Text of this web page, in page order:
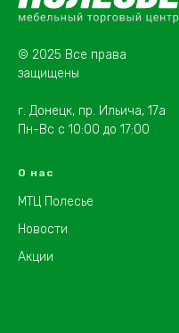
© 2025 Все права
защищены
г. Донецк, пр. Ильича, 17а
Пн-Вс с 10:00 до 17:00
О нас
МТЦ Полесье
Новости
Акции